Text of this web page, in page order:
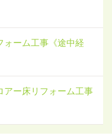
ォーム工事《途中経
ー床リフォーム工事